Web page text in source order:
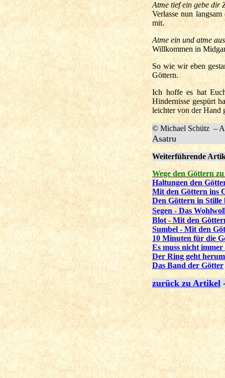
Atme tief ein gebe dir
Verlasse nun
mit.
Atme ein und atme
Willkommen in
So wie wir eben
Göttern.
Ich hoffe es hat
Hindernisse gespürt
leichter von der Hand
© Michael Schütz –
Asatru
Weiterführende
Wege den Göttern
Haltungen den
Mit den Göttern ins
Den Göttern in Stille
Segen - Das
Blot - Mit den
Sumbel - Mit den
10 Minuten für die
Es muss nicht immer
Der Ring geht
Das Band der Götter
zurück zu Artikel